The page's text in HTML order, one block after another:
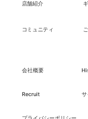
店舗紹介
コミュニティ
会社概要
Recruit サ